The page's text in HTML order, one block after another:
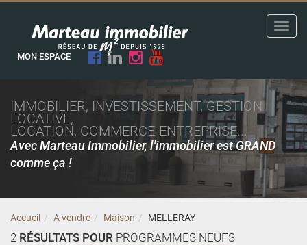
MON ESPACE
IMMOBILIER, INVESTISSEMENT, GESTION
LOCATIVE,
LOCATION, COMMERCE-ENTREPRISE...
Avec Marteau Immobilier, l'immobilier est GRAND
comme ça !
Accueil A vendre Maison MELLERAY
2 RÉSULTATS POUR PROGRAMMES NEUFS